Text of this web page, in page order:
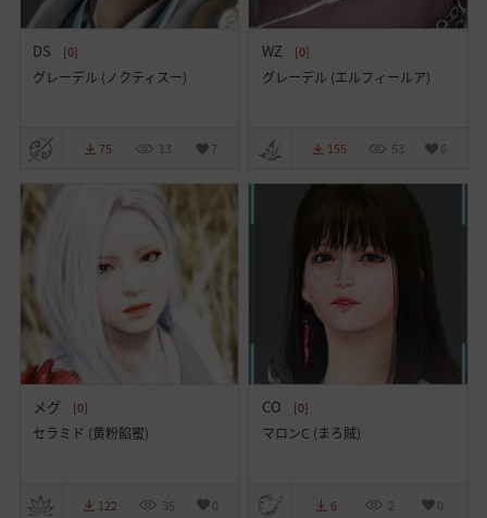
DS [0]
グレーデル (ノクティスー)
75 13 7
WZ [0]
グレーデル (エルフィールア)
155 53 6
メグ [0]
セラミド (黄粉餡蜜)
122 35 0
CO [0]
マロンC (まろ賊)
6 2 0